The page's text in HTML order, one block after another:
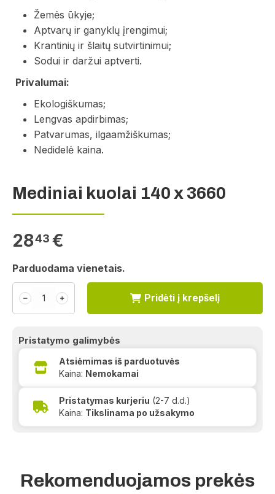
Žemės ūkyje;
Aptvarų ir ganyklų įrengimui;
Krantinių ir šlaitų sutvirtinimui;
Sodui ir daržui aptverti.
Privalumai:
Ekologiškumas;
Lengvas apdirbimas;
Patvarumas, ilgaamžiškumas;
Nedidelė kaina.
Mediniai kuolai 140 x 3660
2843 €
Parduodama vienetais.
﹣ ﹢ Pridėti į krepšelį
Pristatymo galimybės
Atsiėmimas iš parduotuvės
Kaina: Nemokamai
Pristatymas kurjeriu (2-7 d.d.)
Kaina: Tikslinama po užsakymo
Rekomenduojamos prekės